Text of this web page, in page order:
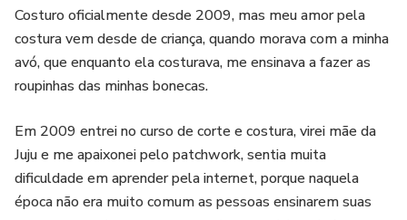
Costuro oficialmente desde 2009, mas meu amor pela
costura vem desde de criança, quando morava com a minha
avó, que enquanto ela costurava, me ensinava a fazer as
roupinhas das minhas bonecas.
Em 2009 entrei no curso de corte e costura, virei mãe da
Juju e me apaixonei pelo patchwork, sentia muita
dificuldade em aprender pela internet, porque naquela
época não era muito comum as pessoas ensinarem suas